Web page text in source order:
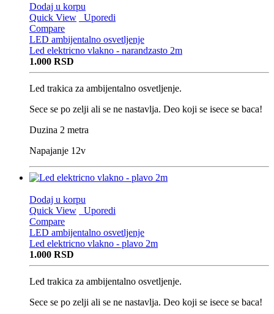
Dodaj u korpu
Quick View
Uporedi
Compare
LED ambijentalno osvetljenje
Led elektricno vlakno - narandzasto 2m
1.000 RSD
Led trakica za ambijentalno osvetljenje.
Sece se po zelji ali se ne nastavlja. Deo koji se isece se baca!
Duzina 2 metra
Napajanje 12v
Dodaj u korpu
Quick View
Uporedi
Compare
LED ambijentalno osvetljenje
Led elektricno vlakno - plavo 2m
1.000 RSD
Led trakica za ambijentalno osvetljenje.
Sece se po zelji ali se ne nastavlja. Deo koji se isece se baca!